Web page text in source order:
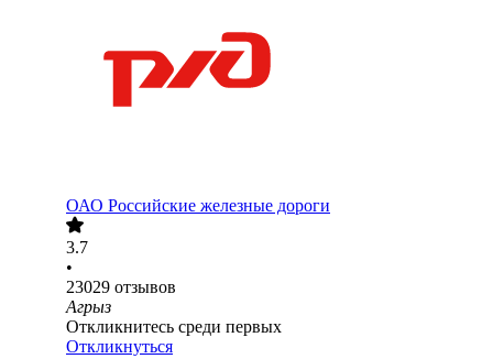
ОАО Российские железные дороги
3.7
•
23029 отзывов
Агрыз
Откликнитесь среди первых
Откликнуться